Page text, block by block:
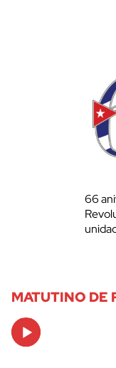
66
MATUTINO DE
Audio
Player